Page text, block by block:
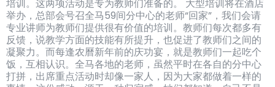
培训。这两项活动是专为教师们准备的。 大型培训将在酒店
举办，总部会号召全马59间分中心的老师“回家”，我们会请
专业讲师为教师们提供很有价值的培训。教师们每次都多有
反馈，说教学方面的技能有所提升，也促进了教师们之间的
凝聚力。而每逢农曆新年前的庆功宴，就是教师们一起吃个
饭，互相认识。全马各地的老师，虽然平时在各自的分中心
打拼，出席重点活动时却像一家人，因为大家都做着一样的